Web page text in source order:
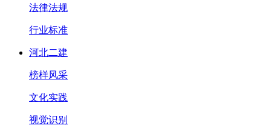
法律法规
行业标准
河北二建
榜样风采
文化实践
视觉识别